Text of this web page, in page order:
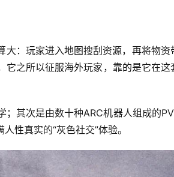
：玩家进入地图搜刮资源，再将物资
它之所以征服海外玩家，靠的是它在这
其次是由数十种ARC机器人组成的
性真实的“灰色社交”体验。